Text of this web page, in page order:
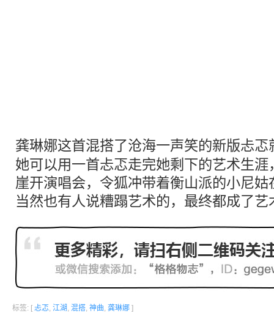
龚琳娜这首混搭了沧海一声笑的新版忐忑
她可以用一首忐忑走完她剩下的艺术生
崖开演唱会，令狐冲带着衡山派的小尼
当然也有人说糟蹋艺术的，最终都成了艺
标签: [ 忐忑, 江湖, 混搭, 神曲, 龚琳娜 ]